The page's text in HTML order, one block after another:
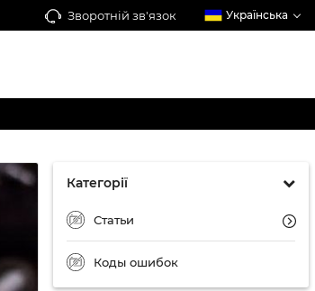
Зворотній зв'язок Українська
Категорії
Статьи
Коды ошибок